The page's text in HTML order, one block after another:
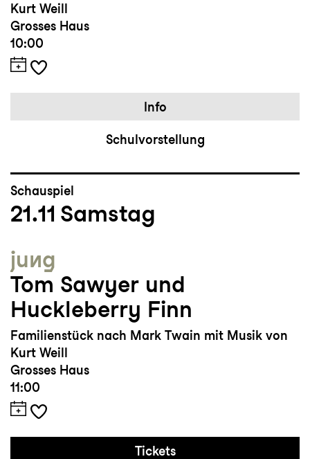
Kurt Weill
Grosses Haus
10:00
Info
Schulvorstellung
Schauspiel
21.11 Samstag
jung
Tom Sawyer und
Huckleberry Finn
Familienstück nach Mark Twain mit Musik von
Kurt Weill
Grosses Haus
11:00
Tickets